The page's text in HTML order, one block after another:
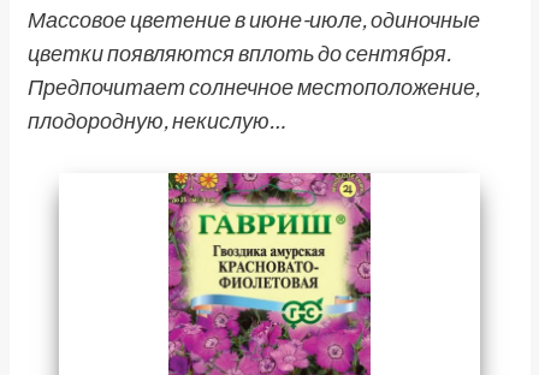
Массовое цветение в июне-июле, одиночные
цветки появляются вплоть до сентября.
Предпочитает солнечное местоположение,
плодородную, некислую…